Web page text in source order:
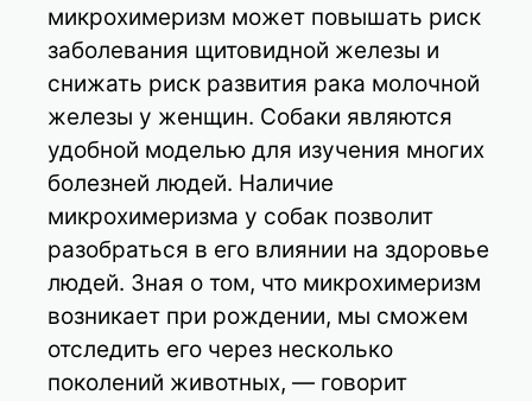
микрохимеризм может повышать риск
заболевания щитовидной железы и
снижать риск развития рака молочной
железы у женщин. Собаки являются
удобной моделью для изучения многих
болезней людей. Наличие
микрохимеризма у собак позволит
разобраться в его влиянии на здоровье
людей. Зная о том, что микрохимеризм
возникает при рождении, мы сможем
отследить его через несколько
поколений животных, — говорит